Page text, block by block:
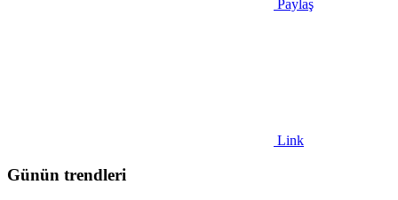
Paylaş
Link
Günün trendleri